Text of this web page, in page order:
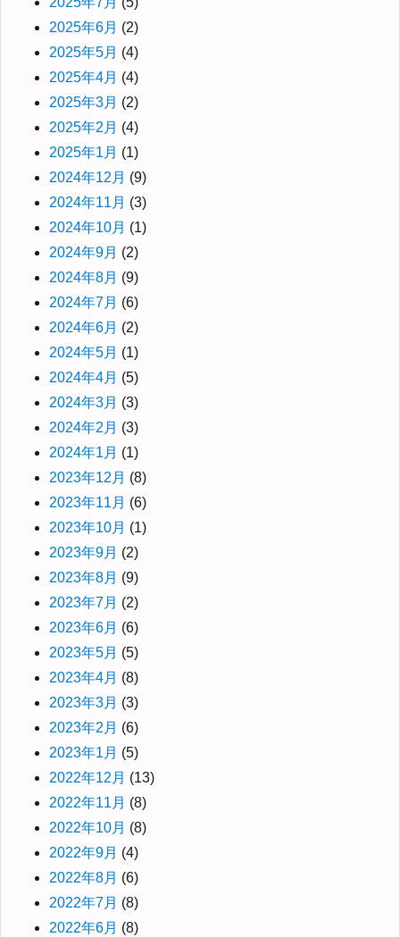
2025年6月 (2)
2025年5月 (4)
2025年4月 (4)
2025年3月 (2)
2025年2月 (4)
2025年1月 (1)
2024年12月 (9)
2024年11月 (3)
2024年10月 (1)
2024年9月 (2)
2024年8月 (9)
2024年7月 (6)
2024年6月 (2)
2024年5月 (1)
2024年4月 (5)
2024年3月 (3)
2024年2月 (3)
2024年1月 (1)
2023年12月 (8)
2023年11月 (6)
2023年10月 (1)
2023年9月 (2)
2023年8月 (9)
2023年7月 (2)
2023年6月 (6)
2023年5月 (5)
2023年4月 (8)
2023年3月 (3)
2023年2月 (6)
2023年1月 (5)
2022年12月 (13)
2022年11月 (8)
2022年10月 (8)
2022年9月 (4)
2022年8月 (6)
2022年7月 (8)
2022年6月 (8)